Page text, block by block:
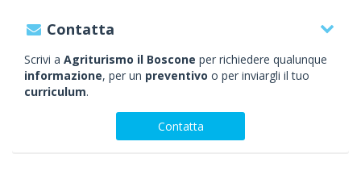
Contatta
Scrivi a Agriturismo il Boscone per richiedere qualunque
informazione, per un preventivo o per inviargli il tuo
curriculum.
Contatta